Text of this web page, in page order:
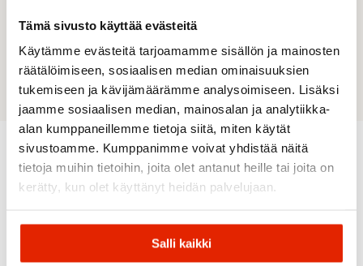
Tämä sivusto käyttää evästeitä
Käytämme evästeitä tarjoamamme sisällön ja mainosten
räätälöimiseen, sosiaalisen median ominaisuuksien
tukemiseen ja kävijämäärämme analysoimiseen. Lisäksi
jaamme sosiaalisen median, mainosalan ja analytiikka-
alan kumppaneillemme tietoja siitä, miten käytät
sivustoamme. Kumppanimme voivat yhdistää näitä
tietoja muihin tietoihin, joita olet antanut heille tai joita on
kerätty, kun olet käyttänyt heidän palvelujaan.
Salli kaikki
Materiaali: Pääkangas - Pintamateriaali: 100%
polyesteri (kierrätetty); Kalvo: 100 %
polyuretaania.
Suositeltua sinulle
ALE